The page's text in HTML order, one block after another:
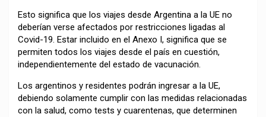
Esto significa que los viajes desde Argentina a la UE no
deberían verse afectados por restricciones ligadas al
Covid-19. Estar incluido en el Anexo I, significa que se
permiten todos los viajes desde el país en cuestión,
independientemente del estado de vacunación.
Los argentinos y residentes podrán ingresar a la UE,
debiendo solamente cumplir con las medidas relacionadas
con la salud, como tests y cuarentenas, que determinen